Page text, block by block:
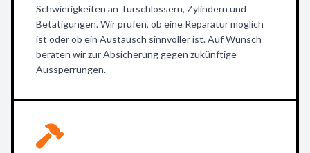
Schwierigkeiten an Türschlössern, Zylindern und
Betätigungen. Wir prüfen, ob eine Reparatur möglich
ist oder ob ein Austausch sinnvoller ist. Auf Wunsch
beraten wir zur Absicherung gegen zukünftige
Aussperrungen.